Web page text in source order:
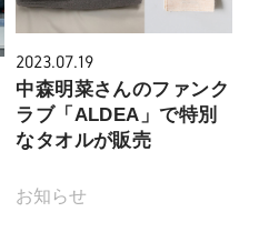
2023.07.19
中森明菜さんのファンク
ラブ「ALDEA」で特別
なタオルが販売
お知らせ